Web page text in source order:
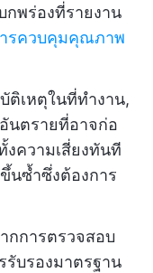
พร่องที่รายงาน
รควบคุมคุณภาพ
ติเหตุในที่ทำงาน,
นตรายที่อาจก่อ
งความเสี่ยงทันที
นซ้ำซึ่งต้องการ
กการตรวจสอบ
รับรองมาตรฐาน